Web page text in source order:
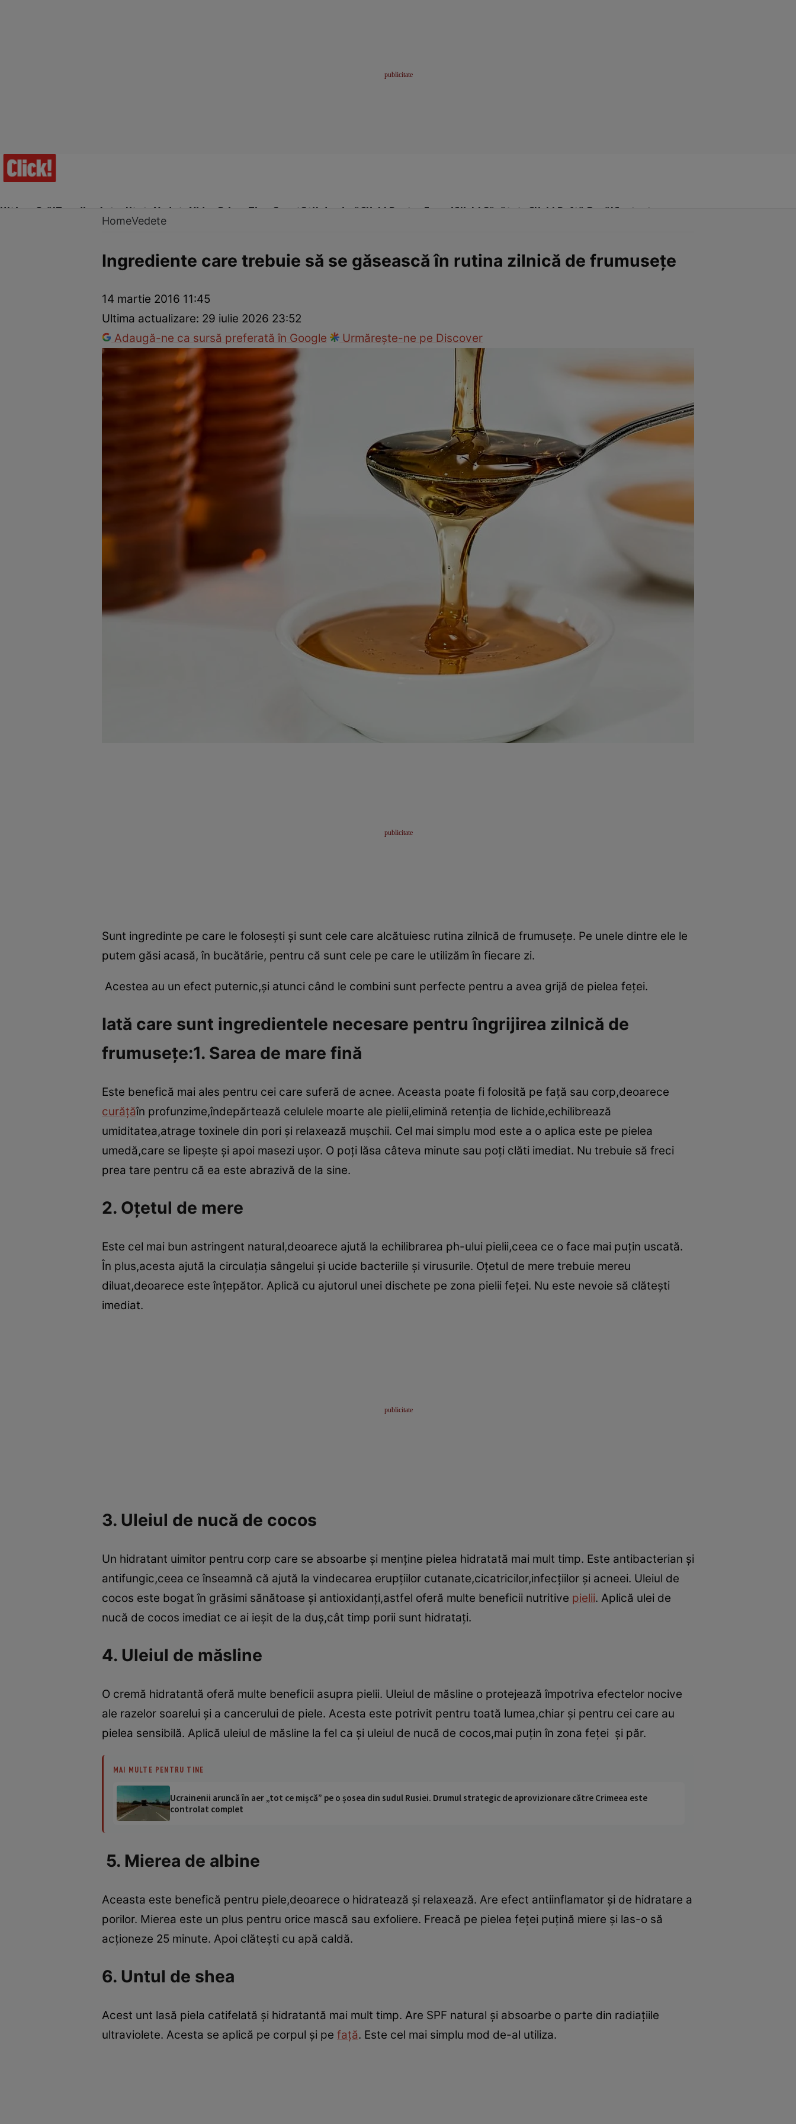
Ultima Oră!Trending Actualitate Vedete Video Prime Time SportStil de viațăClick! Pentru FemeiClick! Sănătate Click! Poftă Bună!Contact
Vedete internaționaleVedete româneștiInterviurile Click!
HomeVedete
Ingrediente care trebuie să se găsească în rutina zilnică de frumuseţe
14 martie 2016 11:45
Ultima actualizare: 29 iulie 2026 23:52
Adaugă-ne ca sursă preferată în Google
Urmărește-ne pe Discover
Sunt ingredinte pe care le foloseşti şi sunt cele care alcătuiesc rutina zilnică de frumuseţe. Pe unele dintre ele le
putem găsi acasă, în bucătărie, pentru că sunt cele pe care le utilizăm în fiecare zi.
Acestea au un efect puternic,şi atunci când le combini sunt perfecte pentru a avea grijă de pielea feţei.
Iată care sunt ingredientele necesare pentru îngrijirea zilnică de
frumuseţe:1. Sarea de mare fină
Este benefică mai ales pentru cei care suferă de acnee. Aceasta poate fi folosită pe faţă sau corp,deoarece
curăţăîn profunzime,îndepărtează celulele moarte ale pielii,elimină retenţia de lichide,echilibrează
umiditatea,atrage toxinele din pori şi relaxează muşchii. Cel mai simplu mod este a o aplica este pe pielea
umedă,care se lipeşte şi apoi masezi uşor. O poţi lăsa câteva minute sau poţi clăti imediat. Nu trebuie să freci
prea tare pentru că ea este abrazivă de la sine.
2. Oţetul de mere
Este cel mai bun astringent natural,deoarece ajută la echilibrarea ph-ului pielii,ceea ce o face mai puţin uscată.
În plus,acesta ajută la circulaţia sângelui şi ucide bacteriile şi virusurile. Oţetul de mere trebuie mereu
diluat,deoarece este înţepător. Aplică cu ajutorul unei dischete pe zona pielii feţei. Nu este nevoie să clăteşti
imediat.
3. Uleiul de nucă de cocos
Un hidratant uimitor pentru corp care se absoarbe şi menţine pielea hidratată mai mult timp. Este antibacterian şi
antifungic,ceea ce înseamnă că ajută la vindecarea erupţiilor cutanate,cicatricilor,infecţiilor şi acneei. Uleiul de
cocos este bogat în grăsimi sănătoase şi antioxidanţi,astfel oferă multe beneficii nutritive pielii. Aplică ulei de
nucă de cocos imediat ce ai ieşit de la duş,cât timp porii sunt hidrataţi.
4. Uleiul de măsline
O cremă hidratantă oferă multe beneficii asupra pielii. Uleiul de măsline o protejează împotriva efectelor nocive
ale razelor soarelui şi a cancerului de piele. Acesta este potrivit pentru toată lumea,chiar şi pentru cei care au
pielea sensibilă. Aplică uleiul de măsline la fel ca şi uleiul de nucă de cocos,mai puţin în zona feţei şi păr.
MAI MULTE PENTRU TINE
Ucrainenii aruncă în aer „tot ce mișcă” pe o șosea din sudul Rusiei. Drumul strategic de aprovizionare către Crimeea este
controlat complet
5. Mierea de albine
Aceasta este benefică pentru piele,deoarece o hidratează şi relaxează. Are efect antiinflamator şi de hidratare a
porilor. Mierea este un plus pentru orice mască sau exfoliere. Freacă pe pielea feţei puţină miere şi las-o să
acţioneze 25 minute. Apoi clăteşti cu apă caldă.
6. Untul de shea
Acest unt lasă piela catifelată şi hidratantă mai mult timp. Are SPF natural şi absoarbe o parte din radiaţiile
ultraviolete. Acesta se aplică pe corpul şi pe faţă. Este cel mai simplu mod de-al utiliza.